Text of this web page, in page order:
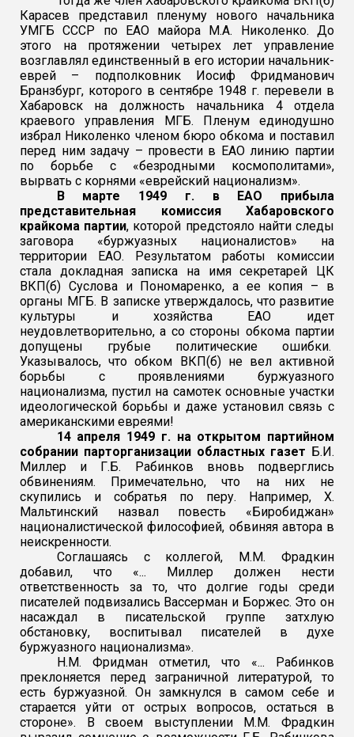
Карасев представил пленуму нового начальника
УМГБ СССР по ЕАО майора М.А. Николенко. До
этого на протяжении четырех лет управление
возглавлял единственный в его истории начальник-
еврей – подполковник Иосиф Фридманович
Бранзбург, которого в сентябре 1948 г. перевели в
Хабаровск на должность начальника 4 отдела
краевого управления МГБ. Пленум единодушно
избрал Николенко членом бюро обкома и поставил
перед ним задачу – провести в ЕАО линию партии
по борьбе с «безродными космополитами»,
вырвать с корнями «еврейский национализм».
В марте 1949 г. в ЕАО прибыла
представительная комиссия Хабаровского
крайкома партии, которой предстояло найти следы
заговора «буржуазных националистов» на
территории ЕАО. Результатом работы комиссии
стала докладная записка на имя секретарей ЦК
ВКП(б) Суслова и Пономаренко, а ее копия – в
органы МГБ. В записке утверждалось, что развитие
культуры и хозяйства ЕАО идет
неудовлетворительно, а со стороны обкома партии
допущены грубые политические ошибки.
Указывалось, что обком ВКП(б) не вел активной
борьбы с проявлениями буржуазного
национализма, пустил на самотек основные участки
идеологической борьбы и даже установил связь с
американскими евреями!
14 апреля 1949 г. на открытом партийном
собрании парторганизации областных газет Б.И.
Миллер и Г.Б. Рабинков вновь подверглись
обвинениям. Примечательно, что на них не
скупились и собратья по перу. Например, Х.
Мальтинский назвал повесть «Биробиджан»
националистической философией, обвиняя автора в
неискренности.
Соглашаясь с коллегой, М.М. Фрадкин
добавил, что «... Миллер должен нести
ответственность за то, что долгие годы среди
писателей подвизались Вассерман и Боржес. Это он
насаждал в писательской группе затхлую
обстановку, воспитывал писателей в духе
буржуазного национализма».
Н.М. Фридман отметил, что «... Рабинков
преклоняется перед заграничной литературой, то
есть буржуазной. Он замкнулся в самом себе и
старается уйти от острых вопросов, остаться в
стороне». В своем выступлении М.М. Фрадкин